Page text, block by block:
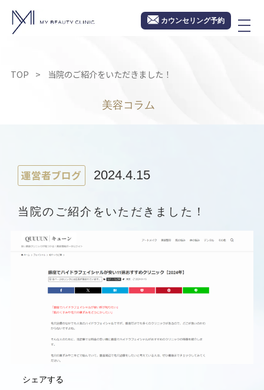
カウンセリング予約
TOP 当院のご紹介をいただきました！
美容コラム
運営者ブログ 2024.4.15
当院のご紹介をいただきました！
シェアする